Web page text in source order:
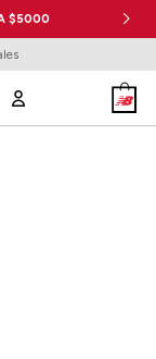
A $5000